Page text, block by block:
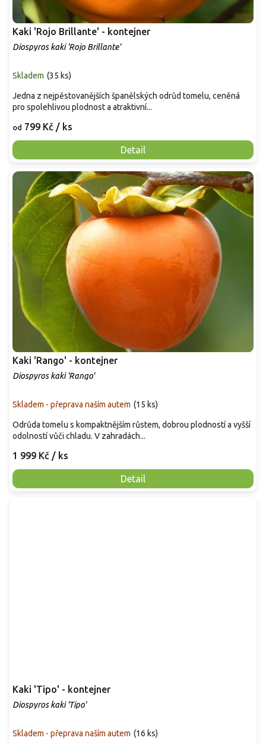
Kaki 'Rojo Brillante' - kontejner
Diospyros kaki 'Rojo Brillante'
Skladem (35 ks)
od 799 Kč / ks
Detail
Jedna z nejpěstovanějších španělských odrůd tomelu, ceněná
pro spolehlivou plodnost a atraktivní...
Kaki 'Rango' - kontejner
Diospyros kaki 'Rango'
Skladem - přeprava naším autem (15 ks)
1 999 Kč / ks
Detail
Odrůda tomelu s kompaktnějším růstem, dobrou plodností a vyšší
odolností vůči chladu. V zahradách...
Kaki 'Tipo' - kontejner
Diospyros kaki 'Tipo'
Skladem - přeprava naším autem (16 ks)